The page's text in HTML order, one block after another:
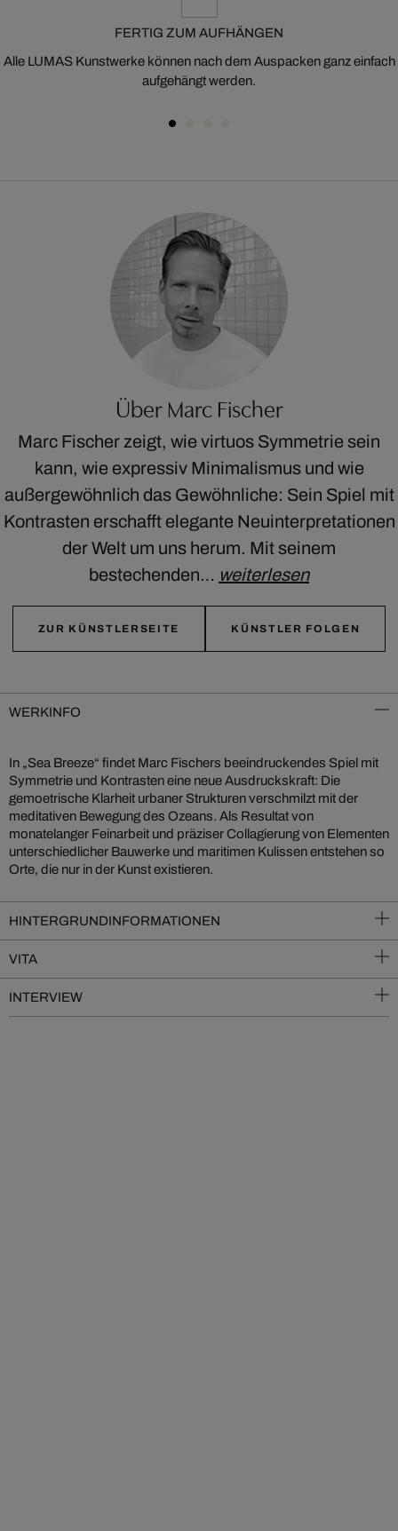
FERTIG ZUM AUFHÄNGEN
Alle LUMAS Kunstwerke können nach dem Auspacken ganz einfach
aufgehängt werden.
Über Marc Fischer
Marc Fischer zeigt, wie virtuos Symmetrie sein
kann, wie expressiv Minimalismus und wie
außergewöhnlich das Gewöhnliche: Sein Spiel mit
Kontrasten erschafft elegante Neuinterpretationen
der Welt um uns herum. Mit seinem
bestechenden… weiterlesen
ZUR KÜNSTLERSEITE KÜNSTLER FOLGEN
WERKINFO
In „Sea Breeze“ findet Marc Fischers beeindruckendes Spiel mit
Symmetrie und Kontrasten eine neue Ausdruckskraft: Die
gemoetrische Klarheit urbaner Strukturen verschmilzt mit der
meditativen Bewegung des Ozeans. Als Resultat von
monatelanger Feinarbeit und präziser Collagierung von Elementen
unterschiedlicher Bauwerke und maritimen Kulissen entstehen so
Orte, die nur in der Kunst existieren.
HINTERGRUNDINFORMATIONEN
VITA
INTERVIEW